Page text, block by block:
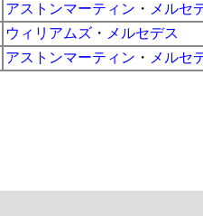
アストンマーティン ・ メルセ
ウィリアムズ ・ メルセデス
アストンマーティン ・ メルセ